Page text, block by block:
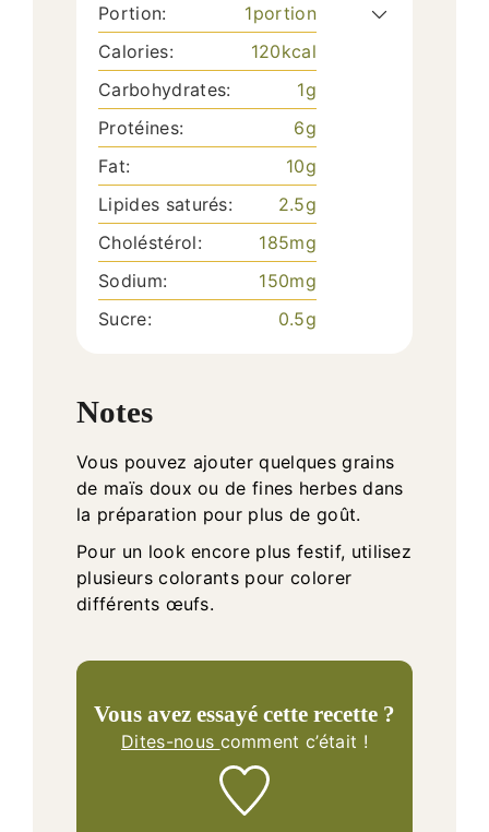
Portion: 1portion
Calories:
120kcal
Carbohydrates:
1g
Protéines:
6g
Fat:
10g
Lipides saturés:
2.5g
Choléstérol:
185mg
Sodium:
150mg
Sucre:
0.5g
Notes
Vous pouvez ajouter quelques grains
de maïs doux ou de fines herbes dans
la préparation pour plus de goût.
Pour un look encore plus festif, utilisez
plusieurs colorants pour colorer
différents œufs.
Vous avez essayé cette recette ?
Dites-nous comment c’était !